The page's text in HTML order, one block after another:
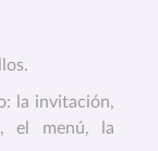
la invitación,
el menú, la